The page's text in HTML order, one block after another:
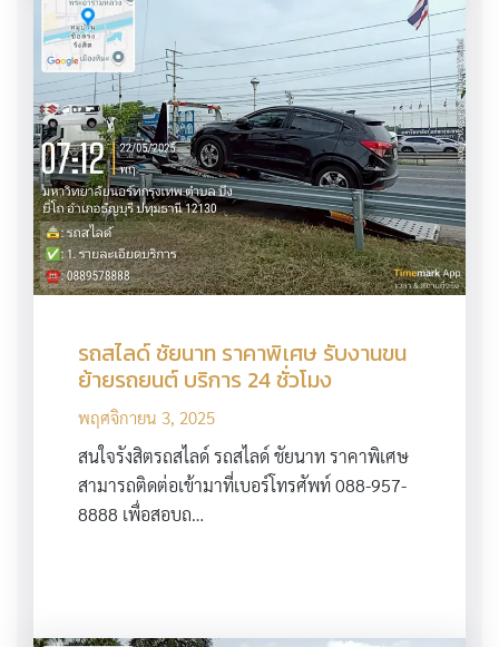
รถสไลด์ ชัยนาท ราคาพิเศษ รับงานขน
ย้ายรถยนต์ บริการ 24 ชั่วโมง
พฤศจิกายน 3, 2025
สนใจรังสิตรถสไลด์ รถสไลด์ ชัยนาท ราคาพิเศษ
สามารถติดต่อเข้ามาที่เบอร์โทรศัพท์ 088-957-
8888 เพื่อสอบถ…